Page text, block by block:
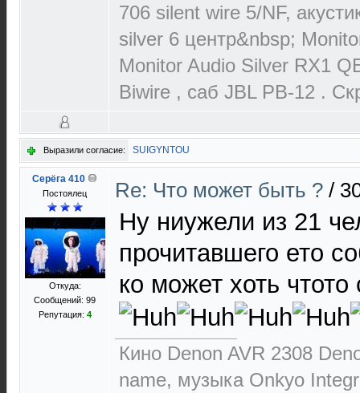
706 silent wire 5/NF,
silver 6 центр&nbsp;
Monitor Audio Silver RX1
Biwire , cаб JBL PB-12 .
Выразили согласие: SUIGYNTOU
Серёга 410
Постоялец
Откуда:
Сообщений: 99
Репутация: 4
Re: Что может быть ? /
Ну ниужели из 21
прочитавшего ето
ко может хоть чтото
Кино Denon AVR 2308
name, музыка Onkyo